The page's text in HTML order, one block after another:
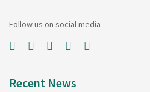
Follow us on social media
Recent News